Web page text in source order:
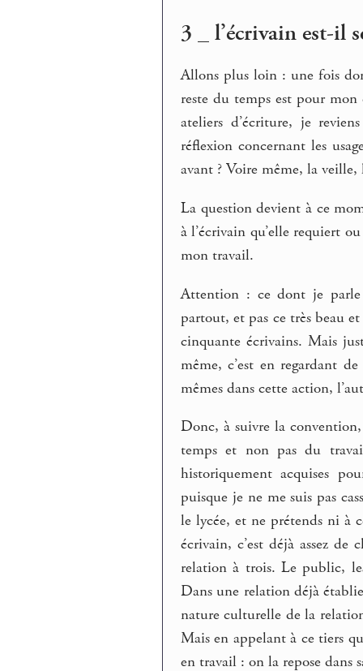
3 _ l’écrivain est-il
Allons plus loin : une fois
reste du temps est pour
ateliers d’écriture, je
réflexion concernant les
avant ? Voire même, la veille,
La question devient à ce
à l’écrivain qu’elle requiert
mon travail.
Attention : ce dont je parle
partout, et pas ce très beau
cinquante écrivains. Mais
même, c’est en regardant
mêmes dans cette action,
Donc, à suivre la
temps et non pas du
historiquement acquises
puisque je ne me suis pas
le lycée, et ne prétends ni à
écrivain, c’est déjà assez
relation à trois. Le public,
Dans une relation déjà
nature culturelle de la
Mais en appelant à ce tiers
en travail : on la repose dans